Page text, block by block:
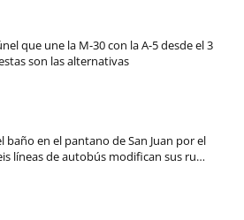
que une la M-30 con la A-5 desde el 3
son las alternativas
baño en el pantano de San Juan por el
líneas de autobús modifican sus ru…